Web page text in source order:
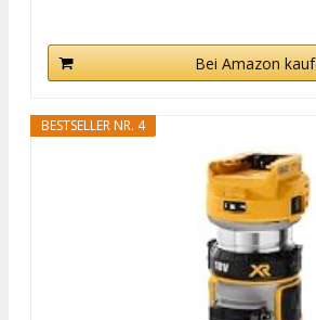
Bei Amazon
BESTSELLER NR. 4